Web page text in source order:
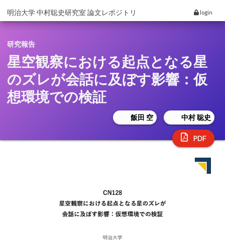
明治大学 中村聡史研究室 論文レポジトリ login
研究報告
星空観察における起点となる星
のズレが会話に及ぼす影響：仮
想環境での検証
飯田 空 中村 聡史
PDF